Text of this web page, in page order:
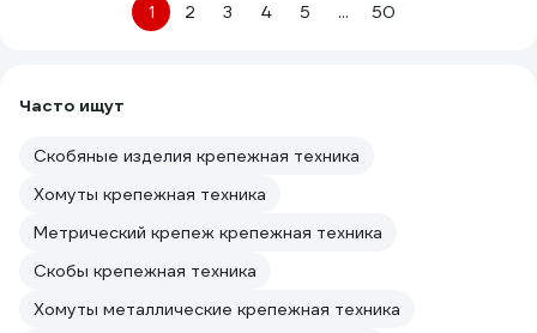
1 2 3 4 5 ... 50
Часто ищут
Скобяные изделия крепежная техника
Хомуты крепежная техника
Метрический крепеж крепежная техника
Скобы крепежная техника
Хомуты металлические крепежная техника